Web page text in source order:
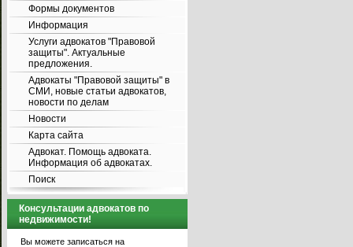
Формы документов
Информация
Услуги адвокатов "Правовой
защиты". Актуальные
предложения.
Адвокаты "Правовой защиты" в
СМИ, новые статьи адвокатов,
новости по делам
Новости
Карта сайта
Адвокат. Помощь адвоката.
Информация об адвокатах.
Поиск
Консультации адвокатов по
недвижимости!
Вы можете записаться на